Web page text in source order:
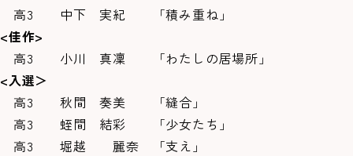
高3 中下 実紀 「積み重ね」
<佳作>
高3 小川 真凜 「わたしの居場所」
<入選＞
高3 秋間 奏美 「縫合」
高3 蛭間 結彩 「少女たち」
高3 堀越 麗奈 「支え」